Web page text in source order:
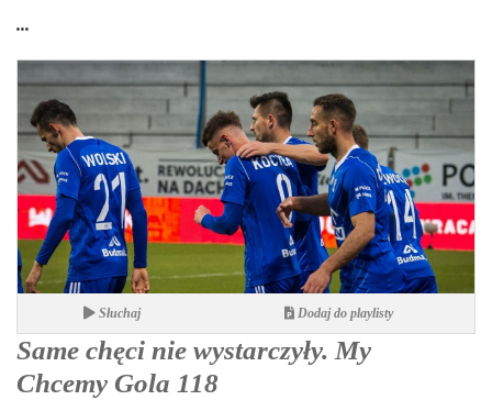
...
Słuchaj Dodaj do playlisty
Same chęci nie wystarczyły. My
Chcemy Gola 118